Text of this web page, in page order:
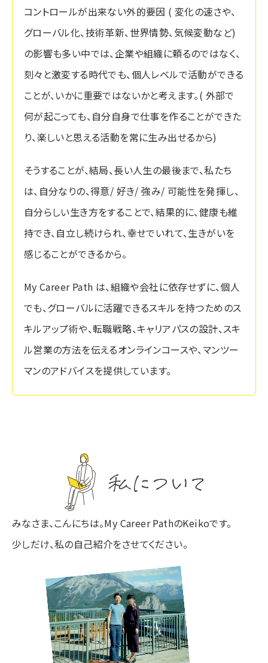
コントロールが出来ない外的要因 ( 変化の速さや、
グローバル化、技術革新、世界情勢、気候変動など)
の影響も多い中では、企業や組織に頼るのではなく、
刻々と激変する時代でも、個人レベルで活動ができる
ことが、いかに重要ではないかと考えます。( 外部で
何が起こっても、自分自身で仕事を作ることができた
り、楽しいと思える活動を常に生み出せるから)
そうすることが、結局、長い人生の最後まで、私たち
は、自分なりの、得意/ 好き/ 強み/ 可能性を発揮し、
自分らしい生き方をすることで、結果的に、健康も維
持でき、自立し続けられ、幸せでいれて、生きがいを
感じることができるから。
My Career Path は、組織や会社に依存せずに、個人
でも、グローバルに活躍できるスキルを持つためのス
キルアップ術や、転職戦略、キャリアパスの設計、スキ
ル営業の方法を伝えるオンラインコースや、マンツー
マンのアドバイスを提供しています。
みなさま、こんにちは。My Career PathのKeikoです。
少しだけ、私の自己紹介をさせてください。